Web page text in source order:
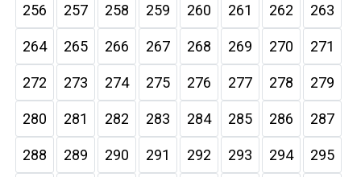
256 257 258 259 260 261 262 263
264 265 266 267 268 269 270 271
272 273 274 275 276 277 278 279
280 281 282 283 284 285 286 287
288 289 290 291 292 293 294 295